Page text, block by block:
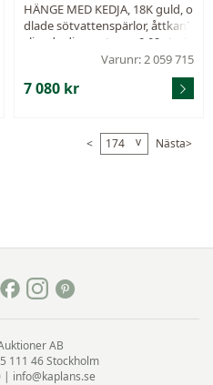
HÄNGE MED KEDJA, 18K guld, o
dlade sötvattenspärlor, åttkant
slipade diamanter ca 0,02 ctv, h
öjd 12,0 mm, kedja 42 cm, vikt
Varunr: 2 059 715
7 080 kr
< 174 v Nästa>
AB
111 46 Stockholm
| info@kaplans.se